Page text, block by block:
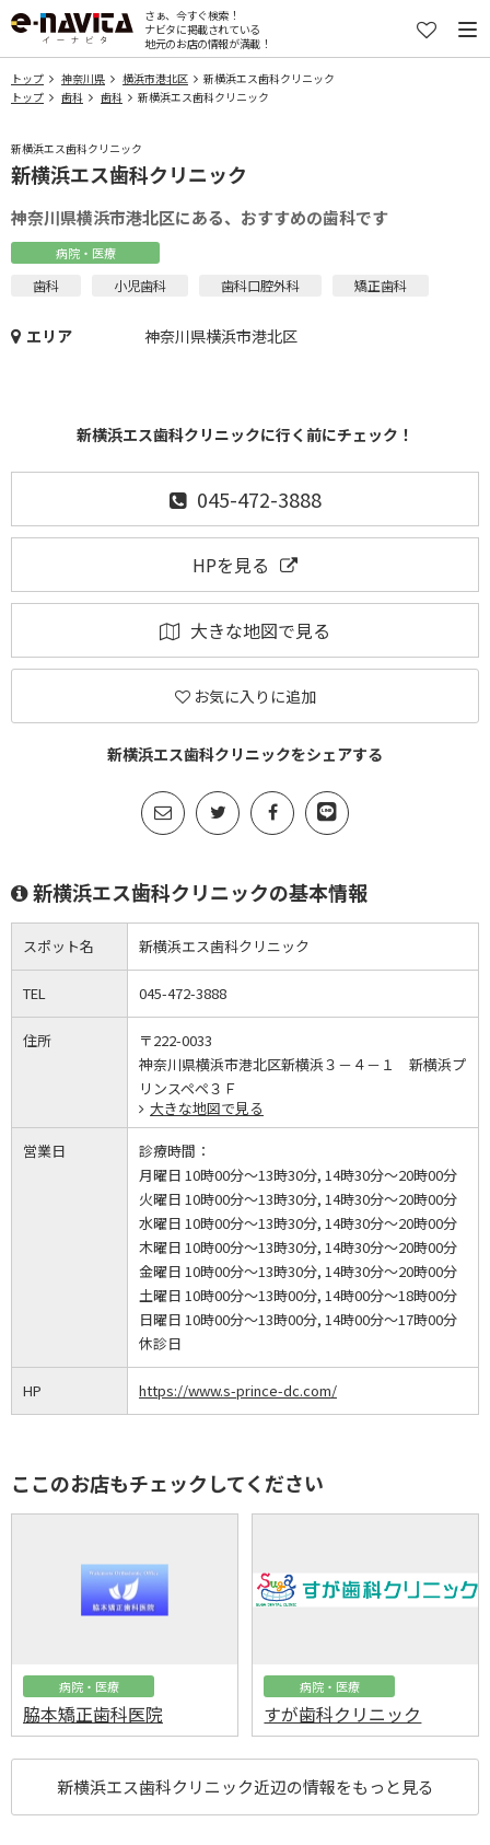
さぁ、今すぐ検索！
ナビタに掲載されている
地元のお店の情報が満載！
トップ 神奈川県 横浜市港北区
新横浜エス歯科クリニック
トップ
歯科 歯科 新横浜エス歯科クリニック
新横浜エス歯科クリニック
新横浜エス歯科クリニック
神奈川県横浜市港北区にある、おすすめの歯科です
病院・医療
歯科 小児歯科 歯科口腔外科 矯正歯科
エリア 神奈川県横浜市港北区
新横浜エス歯科クリニックに行く前にチェック！
045-472-3888
HPを見る
大きな地図で見る
お気に入りに追加
新横浜エス歯科クリニックをシェアする
新横浜エス歯科クリニックの基本情報
スポット名 新横浜エス歯科クリニック
TEL 045-472-3888
住所
〒222-0033
神奈川県横浜市港北区新横浜３－４－１ 新横浜プ
リンスペペ３Ｆ
大きな地図で見る
営業日
診療時間：
月曜日 10時00分～13時30分, 14時30分～20時00分
火曜日 10時00分～13時30分, 14時30分～20時00分
水曜日 10時00分～13時30分, 14時30分～20時00分
木曜日 10時00分～13時30分, 14時30分～20時00分
金曜日 10時00分～13時30分, 14時30分～20時00分
土曜日 10時00分～13時00分, 14時00分～18時00分
日曜日 10時00分～13時00分, 14時00分～17時00分
休診日
HP https://www.s-prince-dc.com/
ここのお店もチェックしてください
病院・医療
脇本矯正歯科医院
病院・医療
すが歯科クリニック
新横浜エス歯科クリニック近辺の情報をもっと見る